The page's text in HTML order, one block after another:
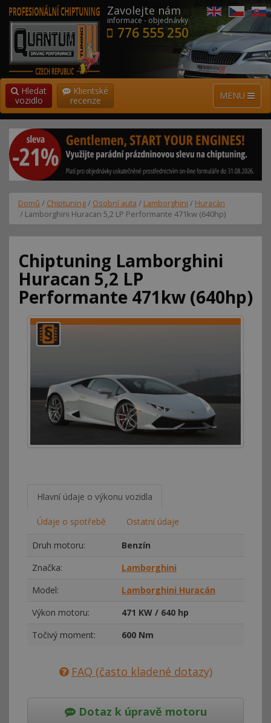
Zavolejte nám
informace - objednávky
776 555 250
MENU
Hledat
vozidlo
Klientské
recenze
Domů / Chiptuning/ Osobní auta / Lamborghini / Huracán
/ Lamborghini Huracan 5,2 LP Performante 471kw (640hp)
Chiptuning Lamborghini
Huracan 5,2 LP
Performante 471kw (640hp)
Hlavní údaje o výkonu vozidla
Údaje o spotřebě Ostatní údaje
Druh motoru:
Benzín
Značka:
Lamborghini
Model:
Lamborghini Huracán
Výkon motoru:
471 KW / 640 hp
Točivý moment:
600 Nm
FAQ (často kladené dotazy)
Dotaz k úpravě motoru